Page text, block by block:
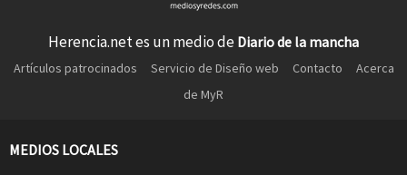
Herencia.net es un medio de Diario de la mancha
Artículos patrocinados Servicio de Diseño web Contacto
Acerca
de MyR
MEDIOS LOCALES